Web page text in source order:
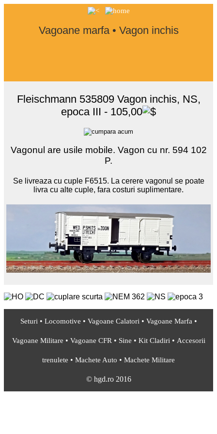
Vagoane marfa • Vagon inchis
Fleischmann 535809 Vagon inchis, NS,
epoca III - 105,00
Vagonul are usile mobile. Vagon cu nr. 594 102
P.
Se livreaza cu cuple F6515. La cerere vagonul se poate
livra cu alte cuple, fara costuri suplimentare.
Seturi • Locomotive • Vagoane Calatori • Vagoane Marfa •
Vagoane Militare • Vagoane CFR • Sine • Kit Cladiri • Accesorii
trenulete • Machete Auto • Machete Militare
© hgd.ro 2016